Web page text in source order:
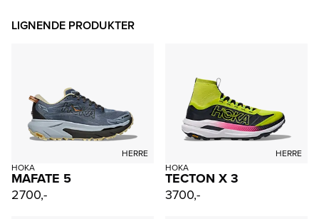
LIGNENDE PRODUKTER
HERRE
HOKA
MAFATE 5
2700,-
HERRE
HOKA
TECTON X 3
3700,-